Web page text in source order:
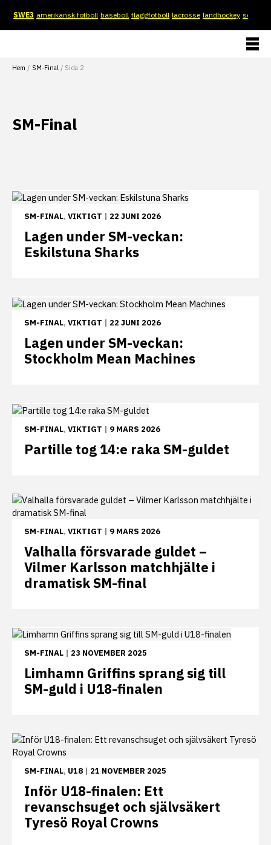
innehåll
SWE3 amerikansk fotboll baseboll flaggfotboll lacrosse landhockey softboll
Hem SM-Final Sida 2
SM-Final
SM-FINAL, VIKTIGT | 22 JUNI 2026
Lagen under SM-veckan:
Eskilstuna Sharks
SM-FINAL, VIKTIGT | 22 JUNI 2026
Lagen under SM-veckan:
Stockholm Mean Machines
SM-FINAL, VIKTIGT | 9 MARS 2026
Partille tog 14:e raka SM-guldet
SM-FINAL, VIKTIGT | 9 MARS 2026
Valhalla försvarade guldet –
Vilmer Karlsson matchhjälte i
dramatisk SM-final
SM-FINAL | 23 NOVEMBER 2025
Limhamn Griffins sprang sig till
SM-guld i U18-finalen
SM-FINAL, U18 | 21 NOVEMBER 2025
Inför U18-finalen: Ett
revanschsuget och självsäkert
Tyresö Royal Crowns